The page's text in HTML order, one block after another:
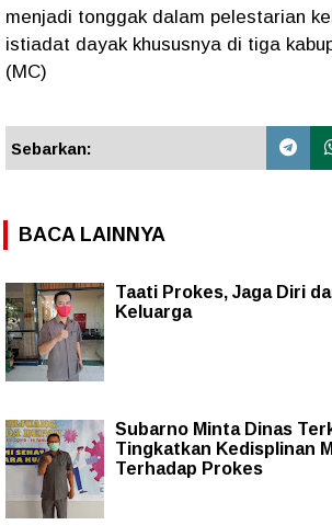
menjadi tonggak dalam pelestarian
istiadat dayak khususnya di tiga
(MC)
Sebarkan:
BACA LAINNYA
Taati Prokes, Jaga Diri
Keluarga
Subarno Minta Dinas
Tingkatkan Kedisplinan
Terhadap Prokes